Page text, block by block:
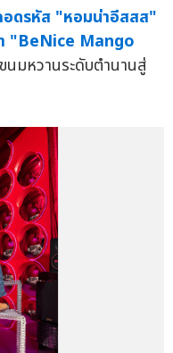
อดรหัส "หอมน่าอีสสส"
"BeNice Mango
มหวานระดับตำนานสู่